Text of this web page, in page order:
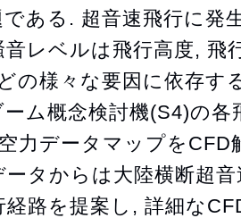
ある. 超音速飛行に発
レベルは飛行高度, 飛
の様々な要因に依存す
ム概念検討機(S4)の
力データマップをCFD
ータからは大陸横断超
路を提案し, 詳細な